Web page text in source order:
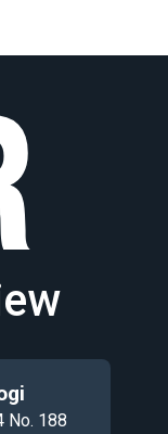
No. 188